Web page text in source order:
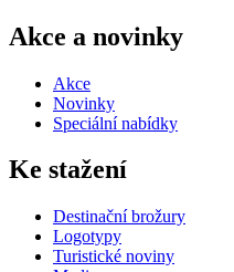
Akce a novinky
Akce
Novinky
Speciální nabídky
Ke stažení
Destinační brožury
Logotypy
Turistické noviny